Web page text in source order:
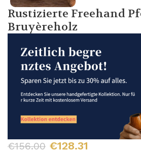
Rustizierte Freehand
Bruyèreholz
€156.00 €128.31